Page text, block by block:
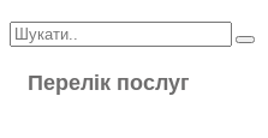
Перелік послуг